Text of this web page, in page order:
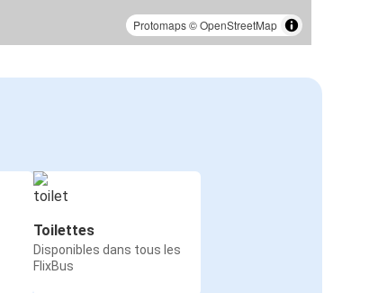
Protomaps©OpenStreetMap
Toilettes
Disponibles dans tous les
FlixBus